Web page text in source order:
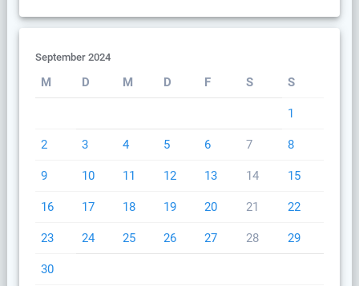
September 2024
M D M D F S S
1
2 3 4 5 6 7 8
9 10 11 12 13 14 15
16 17 18 19 20 21 22
23 24 25 26 27 28 29
30